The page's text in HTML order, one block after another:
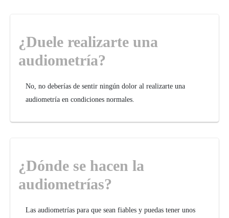
¿Duele realizarte una
audiometría?
No, no deberías de sentir ningún dolor al realizarte una
audiometría en condiciones normales.
¿Dónde se hacen la
audiometrías?
Las audiometrías para que sean fiables y puedas tener unos